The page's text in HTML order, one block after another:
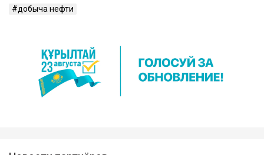
добыча нефти